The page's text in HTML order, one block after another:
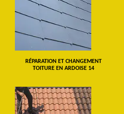
RÉPARATION ET CHANGEMENT
TOITURE EN ARDOISE 14